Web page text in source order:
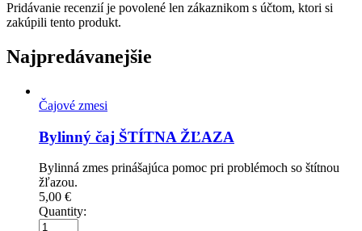
Pridávanie recenzií je povolené len zákaznikom s účtom, ktori si
zakúpili tento produkt.
Najpredávanejšie
Čajové zmesi
Bylinný čaj ŠTÍTNA ŽĽAZA
Bylinná zmes prinášajúca pomoc pri problémoch so štítnou
žľazou.
5,00 €
Quantity: